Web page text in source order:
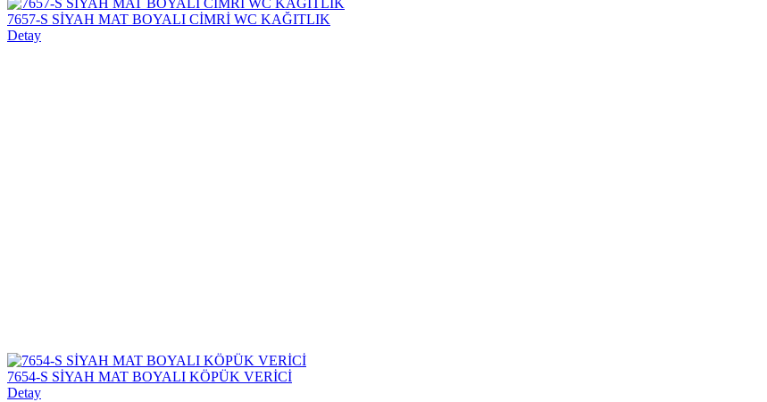
7657-S SİYAH MAT BOYALI CİMRİ WC KAĞITLIK
Detay
7654-S SİYAH MAT BOYALI KÖPÜK VERİCİ
Detay